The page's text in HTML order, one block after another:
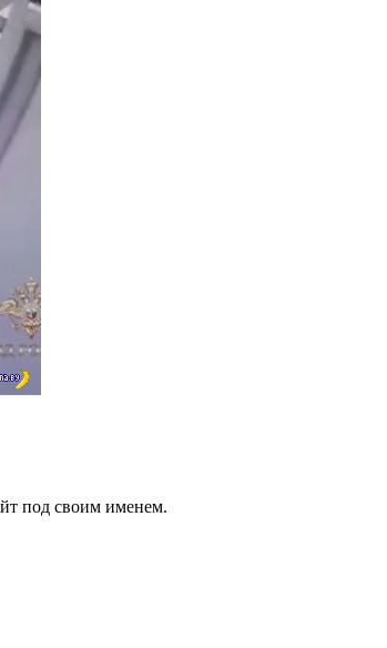
под своим именем.